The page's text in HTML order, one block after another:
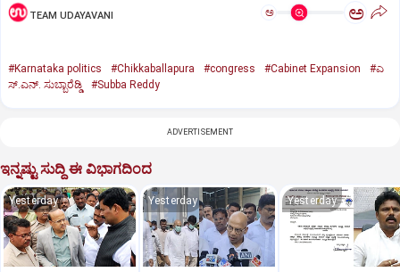
TEAM UDAYAVANI ಅ ಅ
#Karnataka politics #Chikkaballapura #congress #Cabinet Expansion
#ಎ
ಸ್.ಎನ್. ಸುಬ್ಬಾರೆಡ್ಡಿ
#Subba Reddy
ADVERTISEMENT
ಇನ್ನಷ್ಟು ಸುದ್ದಿ ಈ ವಿಭಾಗದಿಂದ
Yesterday Yesterday Yesterday